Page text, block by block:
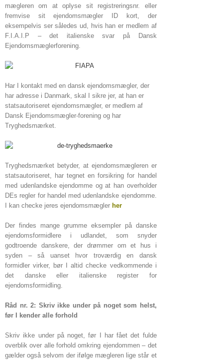
mægleren om at oplyse sit registreringsnr. eller
fremvise sit ejendomsmægler ID kort, der
eksempelvis ser således ud, hvis han er medlem af
F.I.A.I.P – det italienske svar på Dansk
Ejendomsmæglerforening.
Har I kontakt med en dansk ejendomsmægler, der
har adresse i Danmark, skal I sikre jer, at han er
statsautoriseret ejendomsmægler, er medlem af
Dansk Ejendomsmægler-forening og har
Tryghedsmærket.
Tryghedsmærket betyder, at ejendomsmægleren er
statsautoriseret, har tegnet en forsikring for handel
med udenlandske ejendomme og at han overholder
DEs regler for handel med udenlandske ejendomme.
I kan checke jeres ejendomsmægler her
Der findes mange grumme eksempler på danske
ejendomsformidlere i udlandet, som snyder
godtroende danskere, der drømmer om et hus i
syden – så uanset hvor troværdig en dansk
formidler virker, bør I altid checke vedkommende i
det danske eller italienske register for
ejendomsformidling.
Råd nr. 2: Skriv ikke under på noget som helst,
før I kender alle forhold
Skriv ikke under på noget, før I har fået det fulde
overblik over alle forhold omkring ejendommen – det
gælder også selvom der ifølge mægleren lige står et